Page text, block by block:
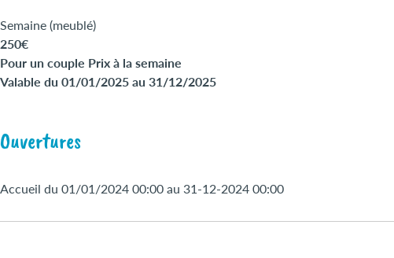
Semaine (meublé)
250€
Pour un couple Prix à la semaine
Valable du 01/01/2025 au 31/12/2025
Ouvertures
Accueil du 01/01/2024 00:00 au 31-12-2024 00:00